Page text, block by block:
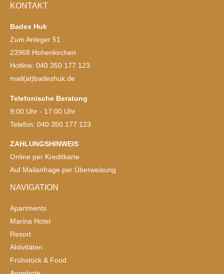
KONTAKT
Bades Huk
Zum Anleger 51
23968 Hohenkirchen
Hotline: 040 350 177 123
mail(at)badeshuk.de
Telefonische Beratung
9:00 Uhr - 17:00 Uhr
Telefon: 040 350 177 123
ZAHLUNGSHINWEIS
Online per Kreditkarte
Auf Mailanfrage per Überweisung
NAVIGATION
Apartments
Marina Hotel
Resort
Aktivitäten
Frühstück & Food